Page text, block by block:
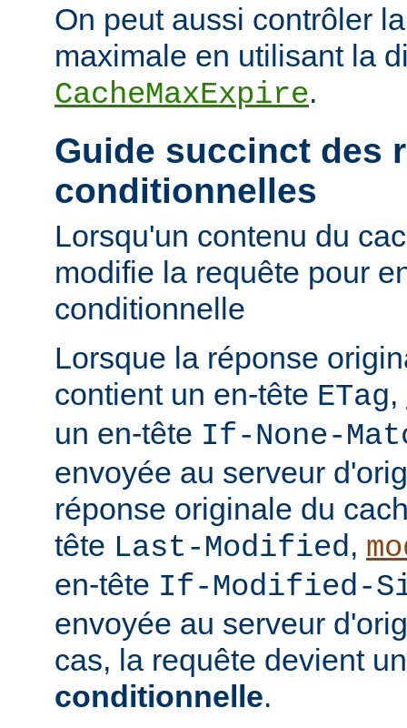
On peut aussi contrôler
maximale en utilisant la
CacheMaxExpire.
Guide succinct des
conditionnelles
Lorsqu'un contenu du
modifie la requête pour
conditionnelle
Lorsque la réponse
contient un en-tête ETag,
un en-tête If-None-
envoyée au serveur
réponse originale du
tête Last-Modified,
en-tête If-Modified-
envoyée au serveur
cas, la requête devient
conditionnelle.